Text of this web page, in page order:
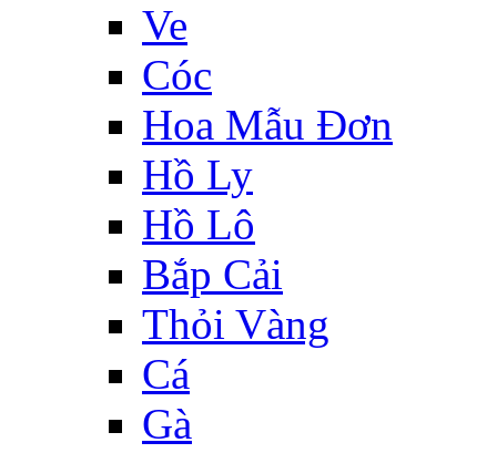
Ve
Cóc
Hoa Mẫu Đơn
Hồ Ly
Hồ Lô
Bắp Cải
Thỏi Vàng
Cá
Gà